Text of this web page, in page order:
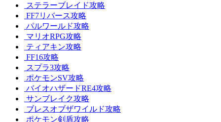
ステラーブレイド攻略
FF7リバース攻略
パルワールド攻略
マリオRPG攻略
ティアキン攻略
FF16攻略
スプラ3攻略
ポケモンSV攻略
バイオハザードRE4攻略
サンブレイク攻略
ブレスオブザワイルド攻略
ポケモン剣盾攻略